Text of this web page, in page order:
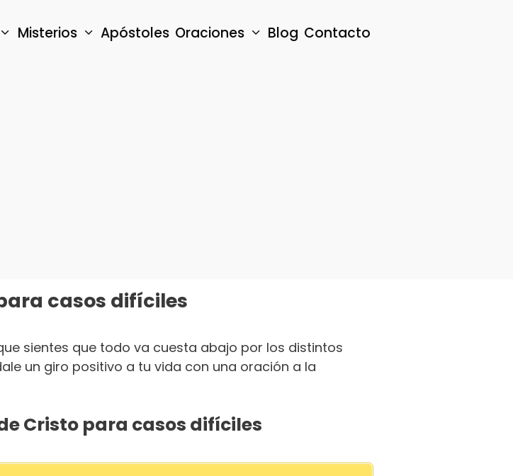
Misterios Apóstoles Oraciones Blog Contacto
casos difíciles
sientes que todo va cuesta abajo por los distintos
un giro positivo a tu vida con una oración a la
Cristo para casos difíciles